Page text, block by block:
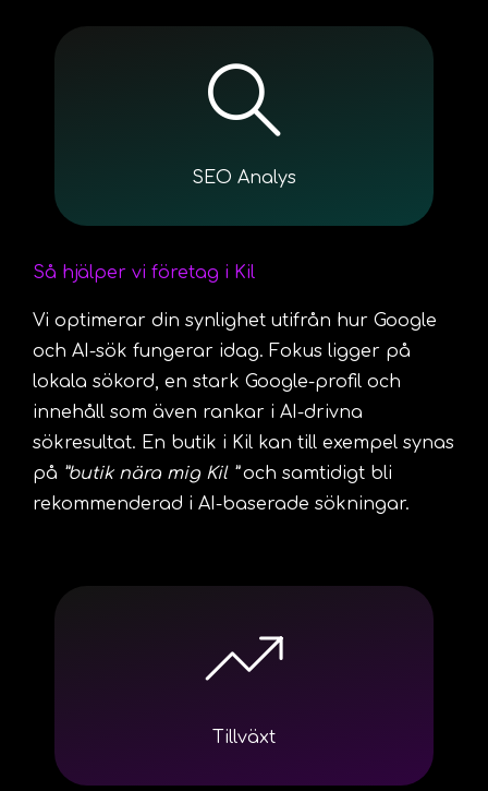
SEO Analys
Så hjälper vi företag i Kil
Vi optimerar din synlighet utifrån hur Google
och AI-sök fungerar idag. Fokus ligger på
lokala sökord, en stark Google-profil och
innehåll som även rankar i AI-drivna
sökresultat. En butik i Kil kan till exempel synas
på ”butik nära mig Kil ”och samtidigt bli
rekommenderad i AI-baserade sökningar.
Tillväxt